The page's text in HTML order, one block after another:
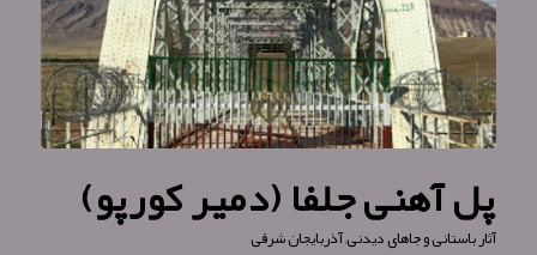
پل آهنی جلفا (دمیر کورپو)
آثار باستانی و جاهای دیدنی,آذربایجان شرقی